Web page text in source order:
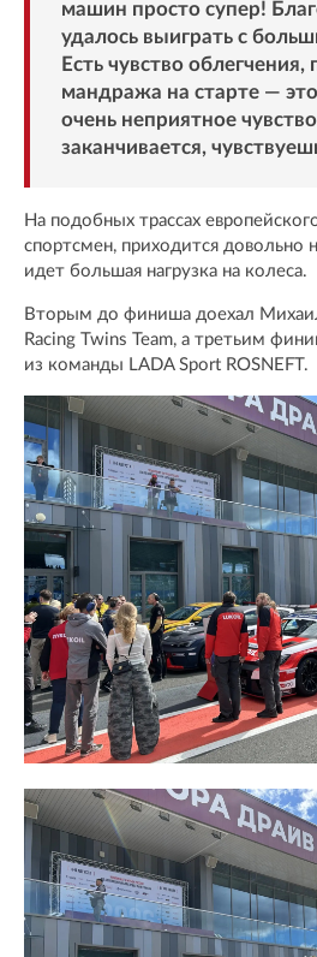
машин просто супер!
удалось выиграть с
Есть чувство облегчения,
мандража на старте —
очень неприятное
заканчивается,
На подобных трассах
спортсмен, приходится довольно
идет большая нагрузка на колеса.
Вторым до финиша доехал
Racing Twins Team, а третьим
из команды LADA Sport ROSNEFT.